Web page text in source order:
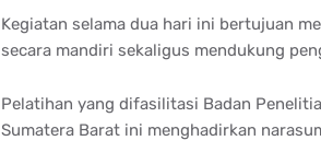
Kegiatan selama dua hari ini bertujuan
secara mandiri sekaligus mendukung
Pelatihan yang difasilitasi Badan
Sumatera Barat ini menghadirkan